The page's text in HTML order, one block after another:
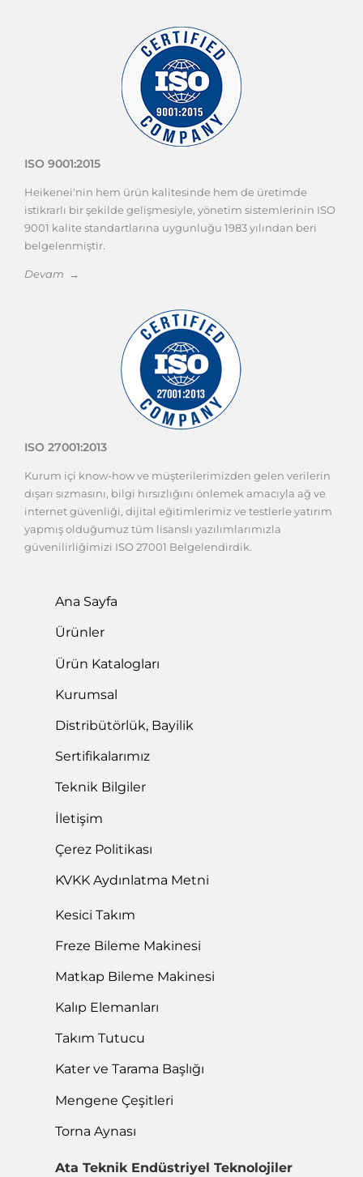
ISO 9001:2015
Heikenei'nin hem ürün kalitesinde hem de üretimde
istikrarlı bir şekilde gelişmesiyle, yönetim sistemlerinin ISO
9001 kalite standartlarına uygunluğu 1983 yılından beri
belgelenmiştir.
Devam →
ISO 27001:2013
Kurum içi know-how ve müşterilerimizden gelen verilerin
dışarı sızmasını, bilgi hırsızlığını önlemek amacıyla ağ ve
internet güvenliği, dijital eğitimlerimiz ve testlerle yatırım
yapmış olduğumuz tüm lisanslı yazılımlarımızla
güvenilirliğimizi ISO 27001 Belgelendirdik.
Ana Sayfa
Ürünler
Ürün Katalogları
Kurumsal
Distribütörlük, Bayilik
Sertifikalarımız
Teknik Bilgiler
İletişim
Çerez Politikası
KVKK Aydınlatma Metni
Kesici Takım
Freze Bileme Makinesi
Matkap Bileme Makinesi
Kalıp Elemanları
Takım Tutucu
Kater ve Tarama Başlığı
Mengene Çeşitleri
Torna Aynası
Ata Teknik Endüstriyel Teknolojiler